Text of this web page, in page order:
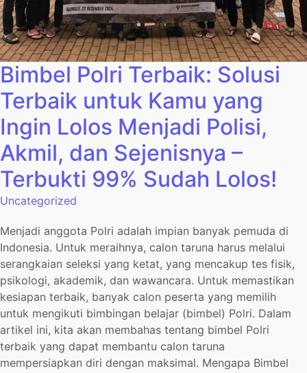
Bimbel Polri Terbaik: Solusi
Terbaik untuk Kamu yang
Ingin Lolos Menjadi Polisi,
Akmil, dan Sejenisnya –
Terbukti 99% Sudah Lolos!
Uncategorized
Menjadi anggota Polri adalah impian banyak pemuda di
Indonesia. Untuk meraihnya, calon taruna harus melalui
serangkaian seleksi yang ketat, yang mencakup tes fisik,
psikologi, akademik, dan wawancara. Untuk memastikan
kesiapan terbaik, banyak calon peserta yang memilih
untuk mengikuti bimbingan belajar (bimbel) Polri. Dalam
artikel ini, kita akan membahas tentang bimbel Polri
terbaik yang dapat membantu calon taruna
mempersiapkan diri dengan maksimal. Mengapa Bimbel